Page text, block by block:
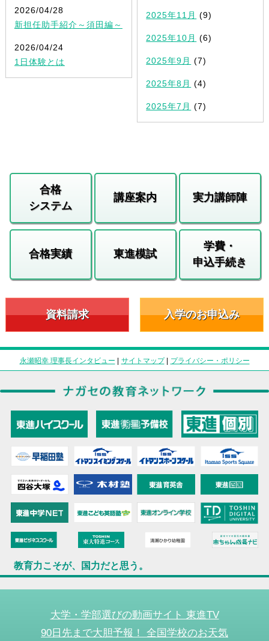
2026/04/28
新担任助手紹介～須田編～
2026/04/24
1日体験とは
2025年11月 (9)
2025年10月 (6)
2025年9月 (7)
2025年8月 (4)
2025年7月 (7)
合格
システム
講座案内 実力講師陣
合格実績 東進模試
学費・
申込手続き
資料請求 入学のお申込み
永瀬昭幸 理事長インタビュー | サイトマップ| プライバシー・ポリシー
教育力こそが、国力だと思う。
大学・学部選びの動画サイト 東進TV
90日先まで大胆予報！ 全国学校のお天気